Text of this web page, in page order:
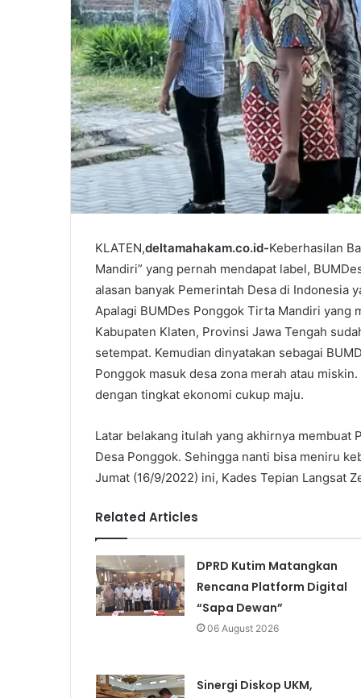
KLATEN,deltamahakam.co.id-Keberhasilan
Mandiri” yang pernah mendapat label,
alasan banyak Pemerintah Desa di Indonesia
Apalagi BUMDes Ponggok Tirta Mandiri yang
Kabupaten Klaten, Provinsi Jawa Tengah
setempat. Kemudian dinyatakan sebagai
Ponggok masuk desa zona merah atau
dengan tingkat ekonomi cukup maju.
Latar belakang itulah yang akhirnya membuat
Desa Ponggok. Sehingga nanti bisa meniru
Jumat (16/9/2022) ini, Kades Tepian Langsat
Related Articles
DPRD Kutim Matangkan
Rencana Platform Digital
“Sapa Dewan”
06 August 2026
Sinergi Diskop UKM,